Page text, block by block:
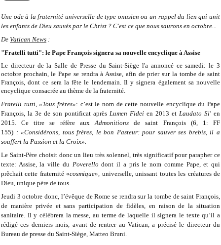
Une ode à la fraternité universelle de type onusien ou un rappel du lien qui unit
les enfants de Dieu sauvés par le Christ ? C'est ce que nous saurons en octobre...
De Vatican News :
"Fratelli tutti": le Pape François signera sa nouvelle encyclique à Assise
Le directeur de la Salle de Presse du Saint-Siège l'a annoncé ce samedi: le 3
octobre prochain, le Pape se rendra à Assise, afin de prier sur la tombe de saint
François, dont ce sera la fête le lendemain. Il y signera également sa nouvelle
encyclique consacrée au thème de la fraternité.
Fratelli tutti,«Tous frères»: c’est le nom de cette nouvelle encyclique du Pape
François, la 3e de son pontificat après Lumen Fidei en 2013 et Laudato Si' en
2015. Ce titre se réfère aux Admonitions de saint François (6, 1: FF
155) : «Considérons, tous frères, le bon Pasteur: pour sauver ses brebis, il a
souffert la Passion et la Croix».
Le Saint-Père choisit donc un lieu très solennel, très significatif pour parapher ce
texte: Assise, la ville du Poverellodont il a pris le nom comme Pape, et qui
prêchait cette fraternité «cosmique», universelle, unissant toutes les créatures de
Dieu, unique père de tous.
Jeudi 3 octobre donc, l’évêque de Rome se rendra sur la tombe de saint François,
de manière privée et sans participation de fidèles, en raison de la situation
sanitaire. Il y célébrera la messe, au terme de laquelle il signera le texte qu’il a
rédigé ces derniers mois, avant de rentrer au Vatican, a précisé le directeur du
Bureau de presse du Saint-Siège, Matteo Bruni.